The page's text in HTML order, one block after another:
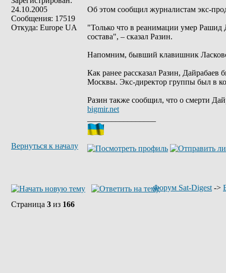
24.10.2005
Сообщения: 17519
Откуда: Europe UA
Об этом сообщил журналистам экс-
"Только что в реанимации умер Рашид
состава", – сказал Разин.
Напомним, бывший клавишник
Как ранее рассказал Разин,
Москвы. Экс-директор группы был в
Разин также сообщил, что о смерти
bigmir.net
Вернуться к началу
Форум Sat-Digest ->
Страница 3 из 166